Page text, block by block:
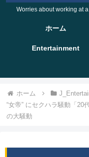
Worries about working at
ホーム
Entertainment
ホーム
“女帝” にセクハラ騒動「20
の大騒動